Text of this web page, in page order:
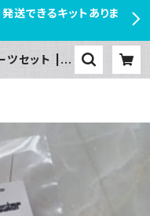
送できるキットありま
セット | P